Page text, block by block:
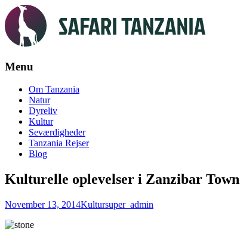
Menu
Skip
content
Om Tanzania
Natur
Dyreliv
Kultur
Seværdigheder
Tanzania Rejser
Blog
Kulturelle oplevelser i Zanzibar Town
November 13, 2014Kultursuper_admin